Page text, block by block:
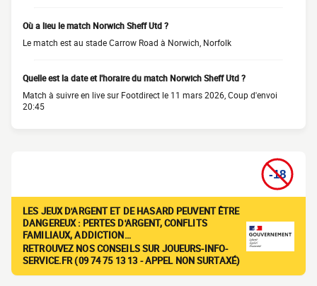
Où a lieu le match Norwich Sheff Utd ?
Le match est au stade Carrow Road à Norwich, Norfolk
Quelle est la date et l'horaire du match Norwich Sheff Utd ?
Match à suivre en live sur Footdirect le 11 mars 2026, Coup d'envoi
20:45
LES JEUX D'ARGENT ET DE HASARD PEUVENT ÊTRE
DANGEREUX : PERTES D'ARGENT, CONFLITS
FAMILIAUX, ADDICTION…
RETROUVEZ NOS CONSEILS SUR JOUEURS-INFO-
SERVICE.FR (09 74 75 13 13 - APPEL NON SURTAXÉ)